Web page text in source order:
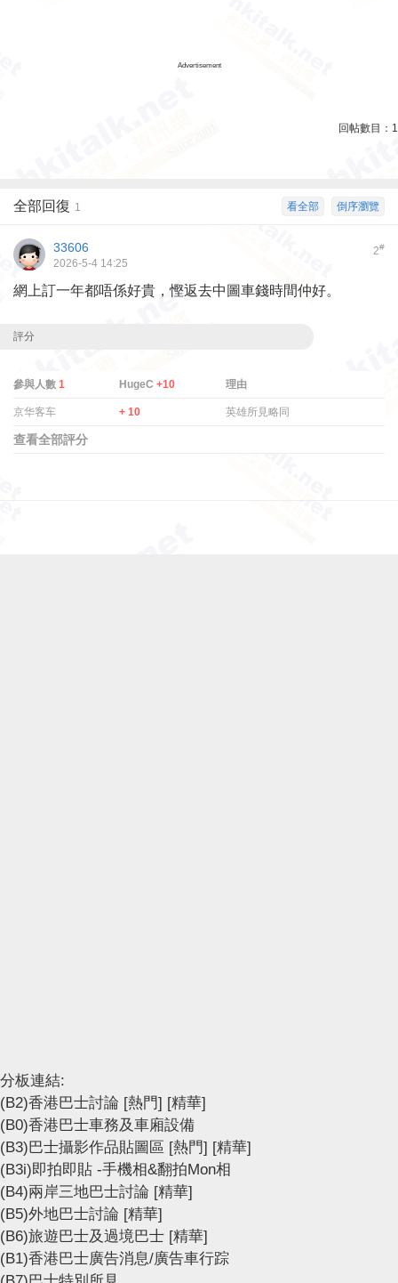
Advertisement
回帖數目： 1
倒序瀏覽
看全部
全部回復 1
2#
33606
2026-5-4 14:25
網上訂一年都唔係好貴，慳返去中圖車錢時間仲好。
評分
參與人數 1 HugeC+10 理由
京华客车 + 10 英雄所見略同
查看全部評分
分板連結:
(B2)香港巴士討論 [熱門] [精華]
(B0)香港巴士車務及車廂設備
(B3)巴士攝影作品貼圖區 [熱門] [精華]
(B3i)即拍即貼 -手機相&翻拍Mon相
(B4)兩岸三地巴士討論 [精華]
(B5)外地巴士討論 [精華]
(B6)旅遊巴士及過境巴士 [精華]
(B1)香港巴士廣告消息/廣告車行踪